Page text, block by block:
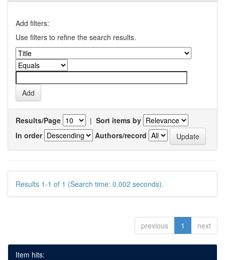
Add filters:
Use filters to refine the search results.
Results/Page | Sort items by
In order
Authors/record
Results 1-1 of 1 (Search time: 0.002 seconds).
previous 1 next
Item hits: